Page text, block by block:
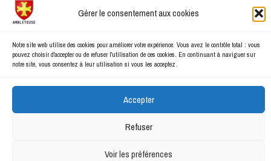
Gérer le consentement aux cookies
Notre site web utilise des cookies pour améliorer votre expérience. Vous avez le contrôle total : vous
pouvez choisir d'accepter ou de refuser l'utilisation de ces cookies. En continuant à naviguer sur
notre site, vous consentez à leur utilisation si vous les acceptez.
Accepter
Refuser
Voir les préférences